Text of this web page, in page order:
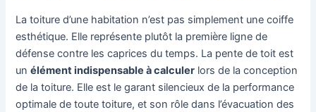
La toiture d’une habitation n’est pas simplement une coiffe
esthétique. Elle représente plutôt la première ligne de
défense contre les caprices du temps. La pente de toit est
unélément indispensable à calculer lors de la conception
de la toiture. Elle est le garant silencieux de la performance
optimale de toute toiture, et son rôle dans l’évacuation des